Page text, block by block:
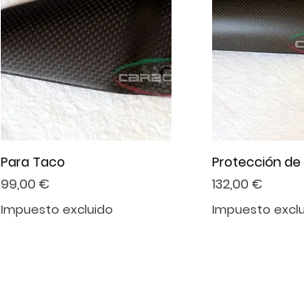
Para Taco
Precio
99,00 €
Impuesto excluido
Protección
Precio
132,00 €
Impuesto